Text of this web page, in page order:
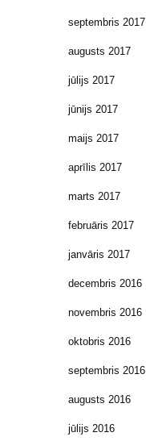
septembris 2017
augusts 2017
jūlijs 2017
jūnijs 2017
maijs 2017
aprīlis 2017
marts 2017
februāris 2017
janvāris 2017
decembris 2016
novembris 2016
oktobris 2016
septembris 2016
augusts 2016
jūlijs 2016